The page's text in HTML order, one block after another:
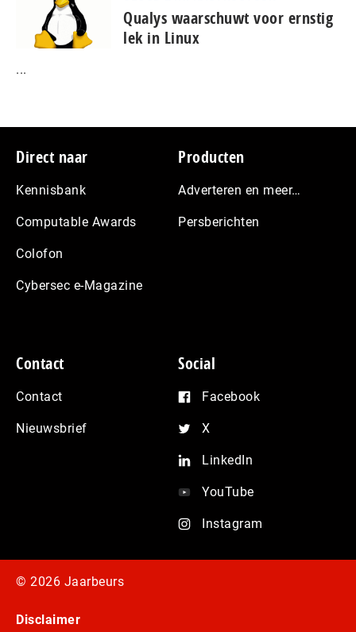
Qualys waarschuwt voor ernstig
lek in Linux
...
Footer
Direct naar
Kennisbank
Computable Awards
Colofon
Cybersec e-Magazine
Producten
Adverteren en meer…
Persberichten
Contact
Contact
Nieuwsbrief
Social
Facebook
X
LinkedIn
YouTube
Instagram
© 2026 Jaarbeurs
Disclaimer